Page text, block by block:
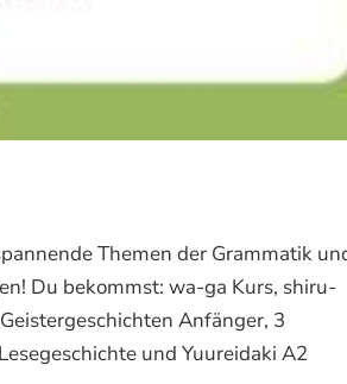
Themen der Grammatik
Du bekommst: wa-ga Kurs, shiru-
Anfänger, 3
und Yuureidaki A2